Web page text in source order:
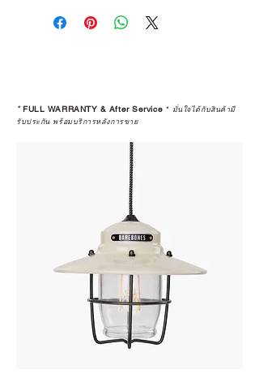
*FULL WARRANTY & After Service * มั่นใจได้กับสินค้ามี
รับประกัน พร้อมบริการหลังการขาย